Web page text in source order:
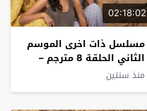
02:18:02
مسلسل ذات اخرى الموسم
الثاني الحلقة 8 مترجم –
الاخيرة
منذ سنتين